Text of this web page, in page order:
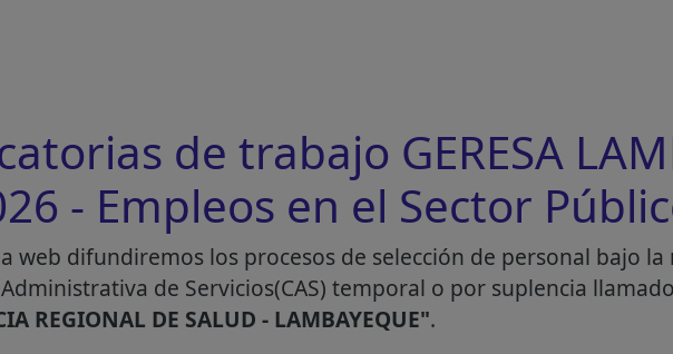
de trabajo GERESA
- Empleos en el Sector
web difundiremos los procesos de selección de personal bajo
de Servicios(CAS) temporal o por suplencia
REGIONAL DE SALUD - LAMBAYEQUE".